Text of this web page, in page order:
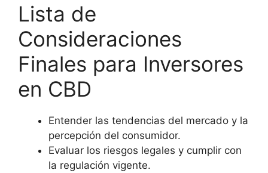
Lista de
Consideraciones
Finales para Inversores
en CBD
Entender las tendencias del mercado y la
percepción del consumidor.
Evaluar los riesgos legales y cumplir con
la regulación vigente.